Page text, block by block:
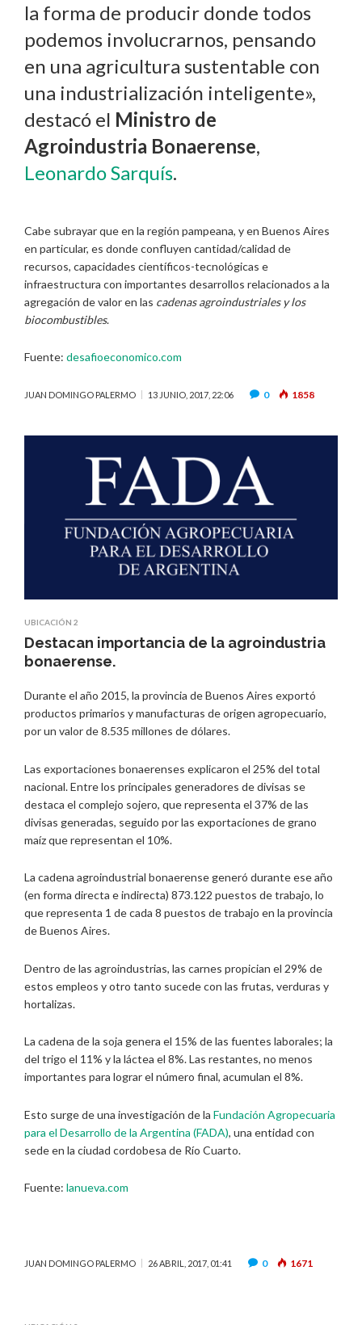
la forma de producir donde todos
podemos involucrarnos, pensando
en una agricultura sustentable con
una industrialización inteligente»,
destacó el Ministro de
Agroindustria Bonaerense,
Leonardo Sarquís.
Cabe subrayar que en la región pampeana, y en Buenos Aires
en particular, es donde confluyen cantidad/calidad de
recursos, capacidades científicos-tecnológicas e
infraestructura con importantes desarrollos relacionados a la
agregación de valor en las cadenas agroindustriales y los
biocombustibles.
Fuente: desafioeconomico.com
JUAN DOMINGO PALERMO 13 JUNIO, 2017, 22:06 0 1858
UBICACIÓN 2
Destacan importancia de la agroindustria
bonaerense.
Durante el año 2015, la provincia de Buenos Aires exportó
productos primarios y manufacturas de origen agropecuario,
por un valor de 8.535 millones de dólares.
Las exportaciones bonaerenses explicaron el 25% del total
nacional. Entre los principales generadores de divisas se
destaca el complejo sojero, que representa el 37% de las
divisas generadas, seguido por las exportaciones de grano
maíz que representan el 10%.
La cadena agroindustrial bonaerense generó durante ese año
(en forma directa e indirecta) 873.122 puestos de trabajo, lo
que representa 1 de cada 8 puestos de trabajo en la provincia
de Buenos Aires.
Dentro de las agroindustrias, las carnes propician el 29% de
estos empleos y otro tanto sucede con las frutas, verduras y
hortalizas.
La cadena de la soja genera el 15% de las fuentes laborales; la
del trigo el 11% y la láctea el 8%. Las restantes, no menos
importantes para lograr el número final, acumulan el 8%.
Esto surge de una investigación de la Fundación Agropecuaria
para el Desarrollo de la Argentina (FADA), una entidad con
sede en la ciudad cordobesa de Río Cuarto.
Fuente: lanueva.com
JUAN DOMINGO PALERMO 26 ABRIL, 2017, 01:41 0 1671